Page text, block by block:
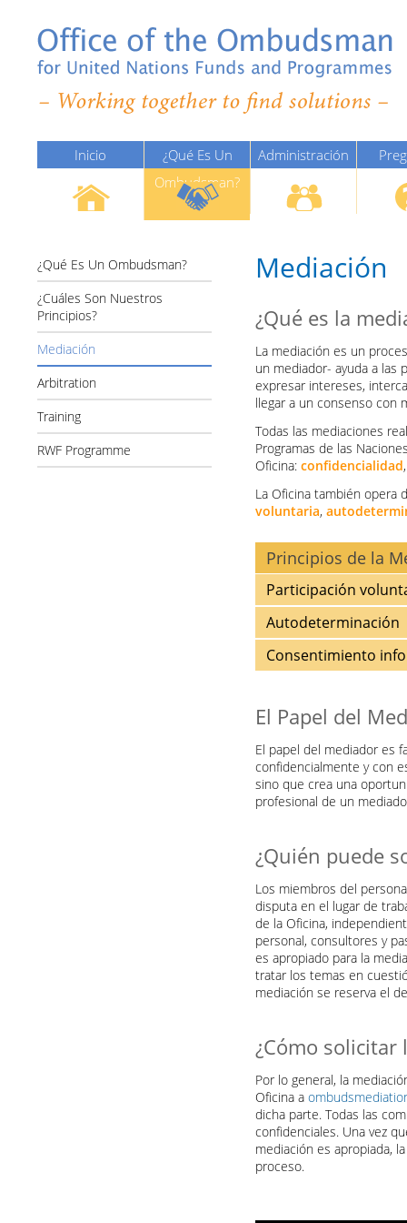
Inicio
¿Qué Es Un
Ombudsman?
Administración
De Justicia De
Naciones Unidas
¿Qué Es Un Ombudsman?
¿Cuáles Son Nuestros
Principios?
Mediación
Arbitration
Training
RWF Programme
Mediación
¿Qué es la
La mediación es un
un mediador- ayuda a las
expresar intereses,
llegar a un consenso con
Todas las mediaciones
Programas de las
Oficina:confidencialidad
La Oficina también opera
voluntaria,
Principios de la
Participación
Autodeterminación
Consentimiento
El Papel del
El papel del mediador es
confidencialmente y con
sino que crea una
profesional de un
¿Quién puede
Los miembros del
disputa en el lugar de
de la Oficina,
personal, consultores y
es apropiado para la
tratar los temas en
mediación se reserva el
¿Cómo solicitar
Por lo general, la
Oficina a
dicha parte. Todas las
confidenciales. Una vez
mediación es apropiada,
proceso.